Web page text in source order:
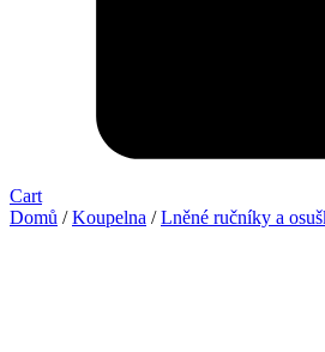
Cart
Domů /Koupelna /Lněné ručníky a